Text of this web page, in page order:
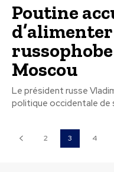
Poutine
Moscou
Le président russe
politique occidentale de
2 3 4